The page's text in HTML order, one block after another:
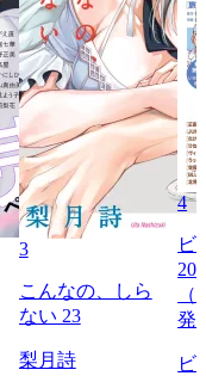
3
こんなの、しら
ない 23
梨月詩
4
ビ
発
ビ